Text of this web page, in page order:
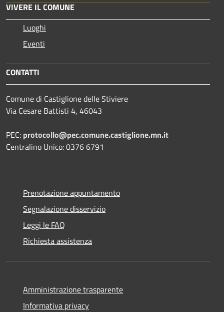
VIVERE IL COMUNE
Luoghi
Eventi
CONTATTI
Comune di Castiglione delle Stiviere
Via Cesare Battisti 4, 46043
PEC: protocollo@pec.comune.castiglione.mn.it
Centralino Unico: 0376 6791
Prenotazione appuntamento
Segnalazione disservizio
Leggi le FAQ
Richiesta assistenza
Amministrazione trasparente
Informativa privacy